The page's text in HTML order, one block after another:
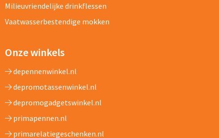
Milieuvriendelijke drinkflessen
Vaatwasserbestendige mokken
Onze winkels
depennenwinkel.nl
depromotassenwinkel.nl
depromogadgetswinkel.nl
primapennen.nl
primarelatiegeschenken.nl